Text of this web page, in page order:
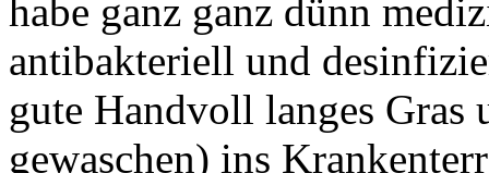
habe ganz ganz dünn
antibakteriell und
gute Handvoll langes Gras
gewaschen) ins